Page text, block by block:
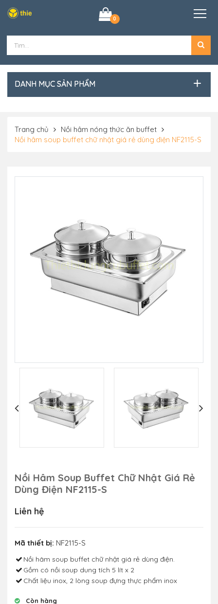
0
DANH MỤC SẢN PHẨM
Trang chủ
Nồi hâm nóng thức ăn buffet
Nồi hâm soup buffet chữ nhật giá rẻ dùng điện NF2115-S
Nồi Hâm Soup Buffet Chữ Nhật Giá Rẻ
Dùng Điện NF2115-S
Liên hệ
Mã thiết bị: NF2115-S
Nồi hâm soup buffet chữ nhật giá rẻ dùng điện.
Gồm có nồi soup dung tích 5 lít x 2
Chất liệu inox, 2 lòng soup đựng thực phẩm inox
Còn hàng